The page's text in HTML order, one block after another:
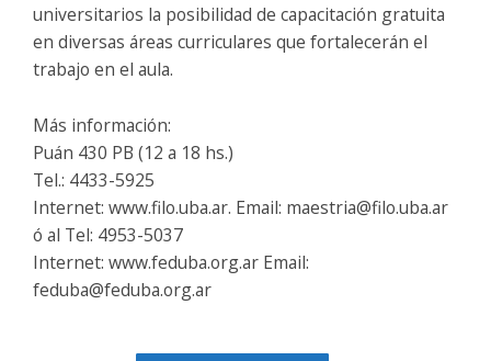
universitarios la posibilidad de capacitación gratuita
en diversas áreas curriculares que fortalecerán el
trabajo en el aula.
Más información:
Puán 430 PB (12 a 18 hs.)
Tel.: 4433-5925
Internet: www.filo.uba.ar. Email: maestria@filo.uba.ar
ó al Tel: 4953-5037
Internet: www.feduba.org.ar Email:
feduba@feduba.org.ar